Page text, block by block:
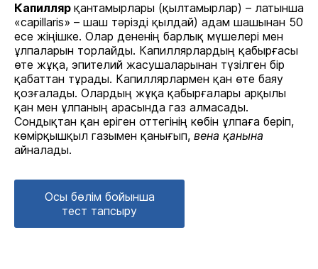
Капилляр қантамырлары (қылтамырлар) – латынша
«capіllarіs» – шаш тәрізді қылдай) адам шашынан 50
есе жіңішке. Олар дененің барлық мүшелері мен
ұлпаларын торлайды. Капиллярлардың қабырғасы
өте жұқа, эпителий жасушаларынан түзілген бір
қабаттан тұрады. Капиллярлармен қан өте баяу
қозғалады. Олардың жұқа қабырғалары арқылы
қан мен ұлпаның арасында газ алмасады.
Сондықтан қан еріген оттегінің көбін ұлпаға беріп,
көмірқышқыл газымен қанығып, вена қанына
айналады.
Осы бөлім бойынша
тест тапсыру